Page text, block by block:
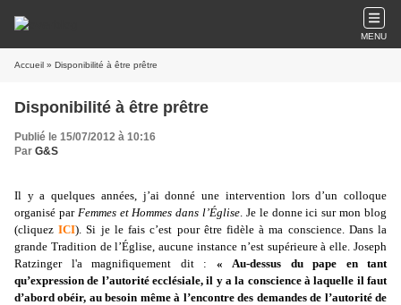
MENU
Accueil » Disponibilité à être prêtre
Disponibilité à être prêtre
Publié le 15/07/2012 à 10:16
Par G&S
Il y a quelques années, j’ai donné une intervention lors d’un colloque
organisé par Femmes et Hommes dans l’Église. Je le donne ici sur mon blog
(cliquezICI). Si je le fais c’est pour être fidèle à ma conscience. Dans la
grande Tradition de l’Église, aucune instance n’est supérieure à elle. Joseph
Ratzinger l'a magnifiquement dit : « Au-dessus du pape en tant
qu’expression de l’autorité ecclésiale, il y a la conscience à laquelle il faut
d’abord obéir, au besoin même à l’encontre des demandes de l’autorité de